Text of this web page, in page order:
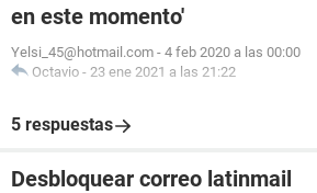
en este momento'
Yelsi_45@hotmail.com - 4 feb 2020 a las 00:00
Octavio - 23 ene 2021 a las 21:22
5 respuestas
Desbloquear correo latinmail